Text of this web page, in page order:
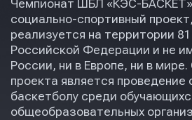
Чемпионат ШБЛ «КЭС-БАСКЕТ»
социально-спортивный
реализуется на территории
Российской Федерации и не
России, ни в Европе, ни в
проекта является проведение
баскетболу среди
общеобразовательных